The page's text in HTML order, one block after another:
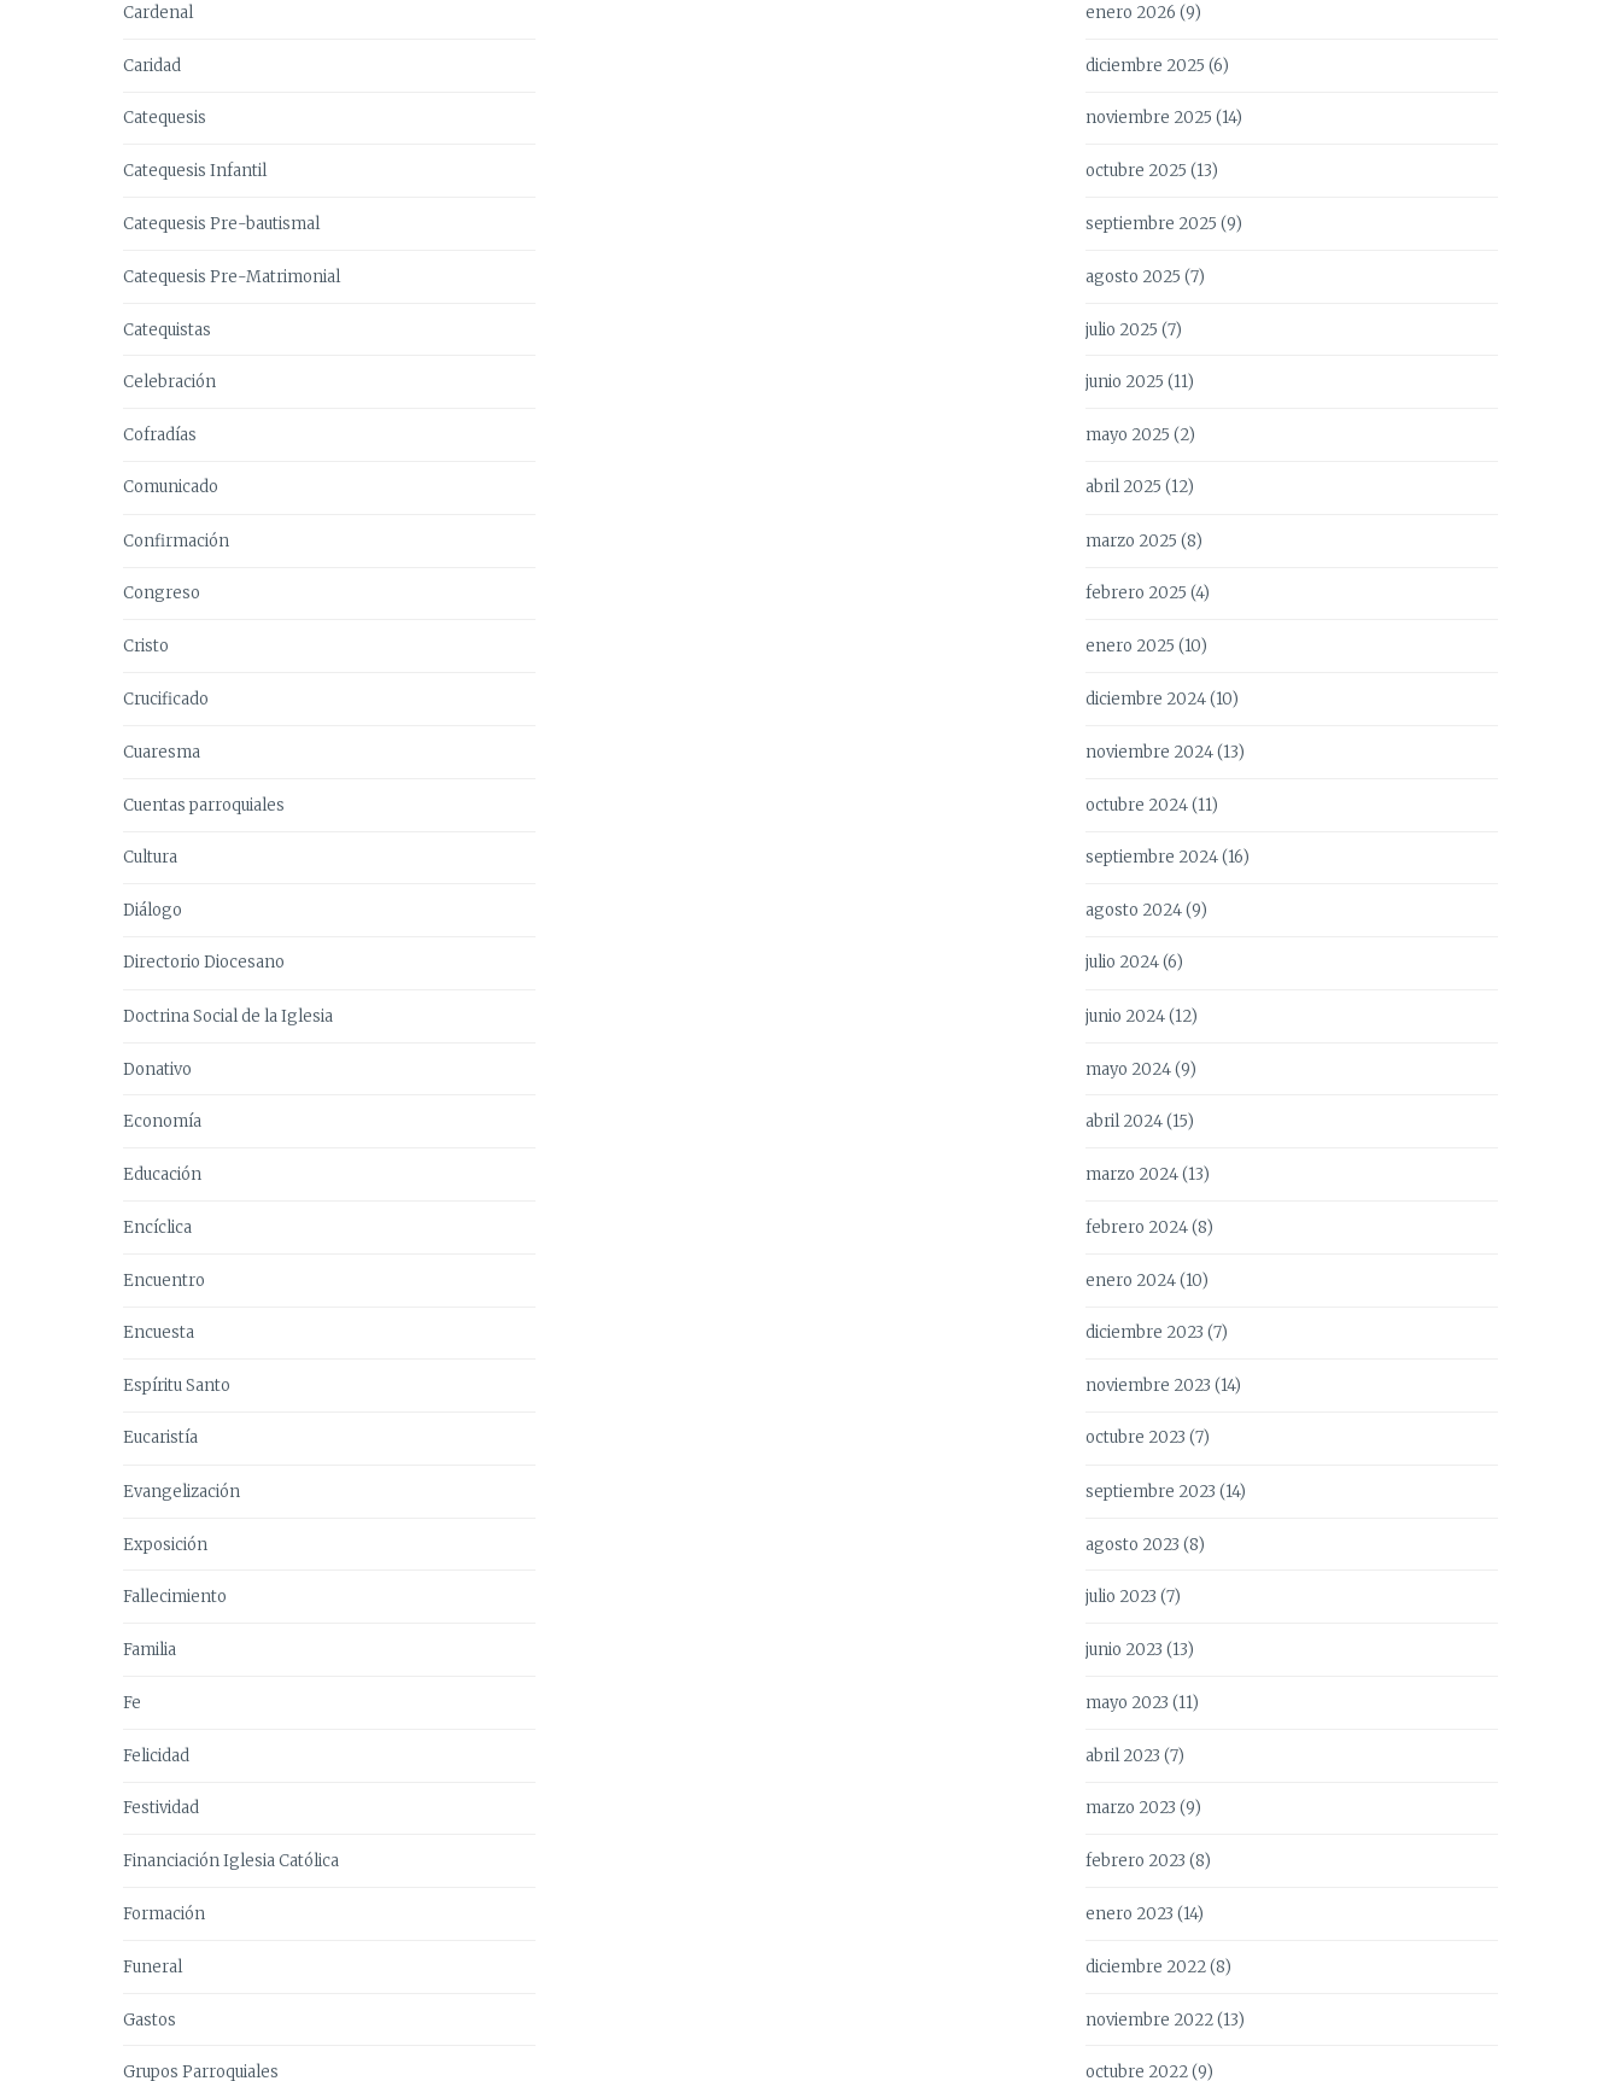
Cardenal
Caridad
Catequesis
Catequesis Infantil
Catequesis Pre-bautismal
Catequesis Pre-Matrimonial
Catequistas
Celebración
Cofradías
Comunicado
Confirmación
Congreso
Cristo
Crucificado
Cuaresma
Cuentas parroquiales
Cultura
Diálogo
Directorio Diocesano
Doctrina Social de la Iglesia
Donativo
Economía
Educación
Encíclica
Encuentro
Encuesta
Espíritu Santo
Eucaristía
Evangelización
Exposición
Fallecimiento
Familia
Fe
Felicidad
Festividad
Financiación Iglesia Católica
Formación
Funeral
Gastos
Grupos Parroquiales
enero 2026 (9)
diciembre 2025 (6)
noviembre 2025 (14)
octubre 2025 (13)
septiembre 2025 (9)
agosto 2025 (7)
julio 2025 (7)
junio 2025 (11)
mayo 2025 (2)
abril 2025 (12)
marzo 2025 (8)
febrero 2025 (4)
enero 2025 (10)
diciembre 2024(10)
noviembre 2024(13)
octubre 2024(11)
septiembre 2024(16)
agosto 2024(9)
julio 2024(6)
junio 2024(12)
mayo 2024(9)
abril 2024(15)
marzo 2024(13)
febrero 2024(8)
enero 2024(10)
diciembre 2023 (7)
noviembre 2023 (14)
octubre 2023 (7)
septiembre 2023 (14)
agosto 2023 (8)
julio 2023 (7)
junio 2023 (13)
mayo 2023 (11)
abril 2023 (7)
marzo 2023 (9)
febrero 2023 (8)
enero 2023 (14)
diciembre 2022(8)
noviembre 2022(13)
octubre 2022(9)